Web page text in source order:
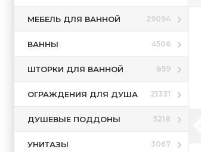
МЕБЕЛЬ ДЛЯ ВАННОЙ 29094
ВАННЫ 4506
ШТОРКИ ДЛЯ ВАННОЙ 859
ОГРАЖДЕНИЯ ДЛЯ ДУША 21331
ДУШЕВЫЕ ПОДДОНЫ 5218
УНИТАЗЫ 3067